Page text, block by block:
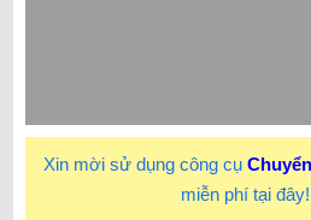
Xin mời sử dụng công cụ
miễn phí tại đây!